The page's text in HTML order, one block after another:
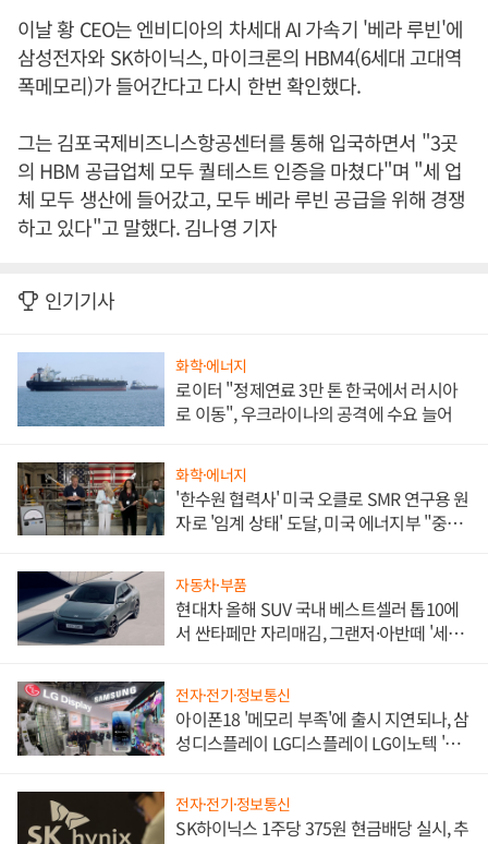
이날 황 CEO는 엔비디아의 차세대 AI 가속기 '베라 루빈'에
삼성전자와 SK하이닉스, 마이크론의 HBM4(6세대 고대역
폭메모리)가 들어간다고 다시 한번 확인했다.
그는 김포국제비즈니스항공센터를 통해 입국하면서 "3곳
의 HBM 공급업체 모두 퀄테스트 인증을 마쳤다"며 "세 업
체 모두 생산에 들어갔고, 모두 베라 루빈 공급을 위해 경쟁
하고 있다"고 말했다. 김나영 기자
인기기사
화학·에너지
로이터 "정제연료 3만 톤 한국에서 러시아
로 이동", 우크라이나의 공격에 수요 늘어
화학·에너지
'한수원 협력사' 미국 오클로 SMR 연구용 원
자로 '임계 상태' 도달, 미국 에너지부 "중요
자동차·부품
현대차 올해 SUV 국내 베스트셀러 톱10에
서 싼타페만 자리매김, 그랜저·아반떼 '세단
전자·전기·정보통신
아이폰18 '메모리 부족'에 출시 지연되나, 삼
성디스플레이 LG디스플레이 LG이노텍 '탈
전자·전기·정보통신
SK하이닉스 1주당 375원 현금배당 실시, 추